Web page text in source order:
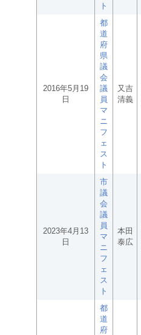
ト
2016年5月19
日
都
道
府
県
議
会
議
員
マ
ニ
フ
ェ
ス
ト
又吉
清義
2023年4月13
日
市
議
会
議
員
マ
ニ
フ
ェ
ス
ト
本田
泰広
都
道
府